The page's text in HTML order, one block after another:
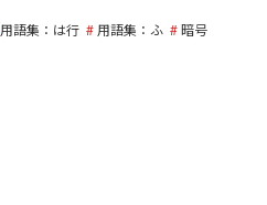
用語集：は行 用語集：ふ 暗号